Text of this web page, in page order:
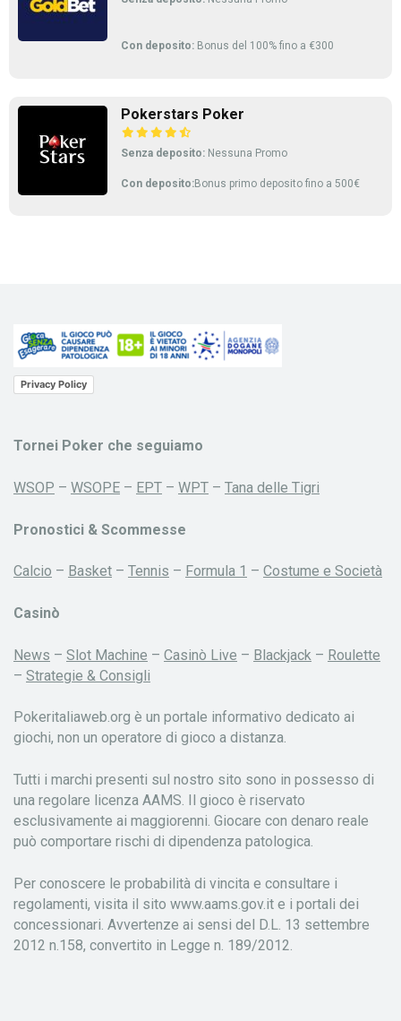
Con deposito: Bonus del 100% fino a €300
Pokerstars Poker
Senza deposito: Nessuna Promo
Con deposito:Bonus primo deposito fino a 500€
Privacy Policy
Tornei Poker che seguiamo
WSOP – WSOPE – EPT – WPT – Tana delle Tigri
Pronostici & Scommesse
Calcio – Basket – Tennis – Formula 1 – Costume e Società
Casinò
News – Slot Machine – Casinò Live – Blackjack – Roulette
– Strategie & Consigli
Pokeritaliaweb.org è un portale informativo dedicato ai
giochi, non un operatore di gioco a distanza.
Tutti i marchi presenti sul nostro sito sono in possesso di
una regolare licenza AAMS. Il gioco è riservato
esclusivamente ai maggiorenni. Giocare con denaro reale
può comportare rischi di dipendenza patologica.
Per conoscere le probabilità di vincita e consultare i
regolamenti, visita il sito www.aams.gov.it e i portali dei
concessionari. Avvertenze ai sensi del D.L. 13 settembre
2012 n.158, convertito in Legge n. 189/2012.